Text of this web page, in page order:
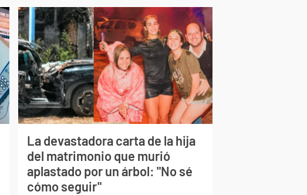
La devastadora carta de la hija
del matrimonio que murió
aplastado por un árbol: "No sé
cómo seguir"